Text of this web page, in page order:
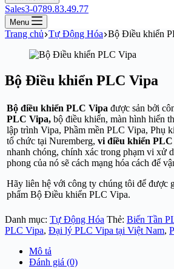
Sales3-0789.83.49.77
Menu
Trang chủ Tự Động Hóa Bộ Điều khiển
Bộ Điều khiển PLC Vipa
Bộ điều khiển PLC Vipa được sản bởi
PLC Vipa, bộ điều khiển, màn hình hiển
lập trình Vipa, Phầm mền PLC Vipa, Phụ
tổ chức tại Nuremberg, vi điều khiển
nhanh chóng, chính xác trong phạm vi xử
phong của nó sẽ cách mạng hóa cách để
Hãy liên hệ với công ty chúng tôi để được
phẩm Bộ Điều khiển PLC Vipa.
Danh mục: Tự Động Hóa Thẻ: Biến Tần
PLC Vipa, Đại lý PLC Vipa tại Việt Nam,
Mô tả
Đánh giá (0)